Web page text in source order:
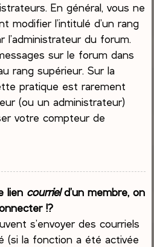
En général, vous ne
modifier l’intitulé d’un rang
l’administrateur du forum.
sur le forum dans
rang supérieur. Sur la
pratique est rarement
(ou un administrateur)
votre compteur de
lien courrield’un membre, on
!?
s’envoyer des courriels
(si la fonction a été activée